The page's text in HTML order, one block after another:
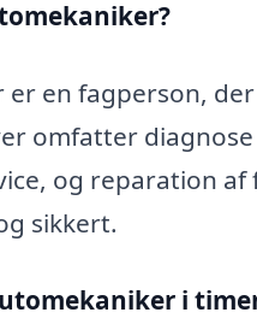
er en fagperson,
omfatter
og reparation
sikkert.
i